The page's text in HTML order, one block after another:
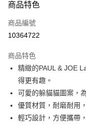
信用卡一次付款
信用卡分期付款
合作金庫商業銀行
華南商業銀行
上海商業儲蓄銀行
國泰世華商業銀行
臺灣中小企業銀行
匯豐（台灣）商業銀行
聯邦商業銀行
LINE Pay
Apple Pay
街口支付
ATM付款
商品特色
商品編號
10364722
商品特色
精緻的PAUL & JOE
得更有趣。
可愛的躲貓貓圖案，
優質材質，耐磨耐用
輕巧設計，方便攜帶